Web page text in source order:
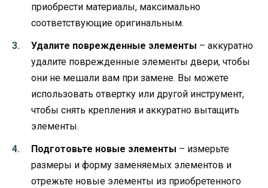
приобрести материалы, максимально
соответствующие оригинальным.
Удалите поврежденные элементы – аккуратно
удалите поврежденные элементы двери, чтобы
они не мешали вам при замене. Вы можете
использовать отвертку или другой инструмент,
чтобы снять крепления и аккуратно вытащить
элементы.
Подготовьте новые элементы – измерьте
размеры и форму заменяемых элементов и
отрежьте новые элементы из приобретенного